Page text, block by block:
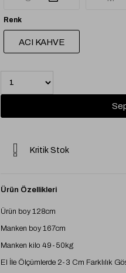
Renk
ACI KAHVE
Kritik Stok
Ürün Özellikleri
Ürün boy 128cm
Manken boy 167cm
Manken kilo 49-50kg
El İle Ölçümlerde 2-3 Cm Farklılık